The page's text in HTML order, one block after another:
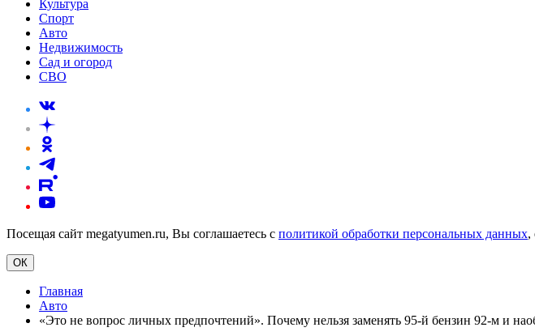
Культура
Спорт
Авто
Недвижимость
Сад и огород
СВО
Посещая сайт megatyumen.ru, Вы соглашаетесь с политикой обработки персональных данных,
ОК
Главная
Авто
«Это не вопрос личных предпочтений». Почему нельзя заменять 95-й бензин 92-м и